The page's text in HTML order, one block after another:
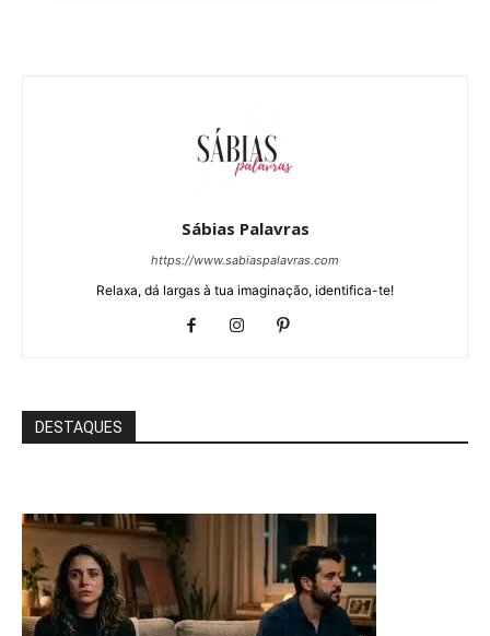
Sábias Palavras
https://www.sabiaspalavras.com
Relaxa, dá largas à tua imaginação, identifica-te!
DESTAQUES